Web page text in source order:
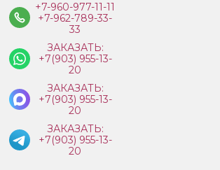
+7-960-977-11-11
+7-962-789-33-
33
ЗАКАЗАТЬ:
+7(903) 955-13-
20
ЗАКАЗАТЬ:
+7(903) 955-13-
20
ЗАКАЗАТЬ:
+7(903) 955-13-
20